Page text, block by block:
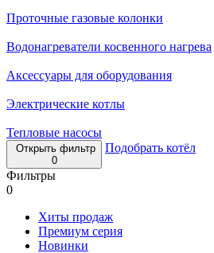
Проточные газовые колонки
Водонагреватели косвенного нагрева
Аксессуары для оборудования
Электрические котлы
Тепловые насосы
Открыть фильтр
0
Подобрать котёл
Фильтры
0
Хиты продаж
Премиум серия
Новинки